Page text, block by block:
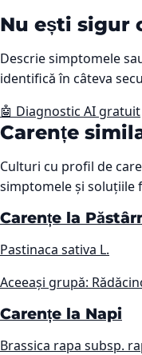
Nu ești sigur
Descrie simptomele
identifică în câteva
🤖 Diagnostic AI gratuit
Carențe
Culturi cu profil de
simptomele și soluțiile
Carențe la
Pastinaca sativa L.
Aceeași grupă:
Carențe la Napi
Brassica rapa subsp.